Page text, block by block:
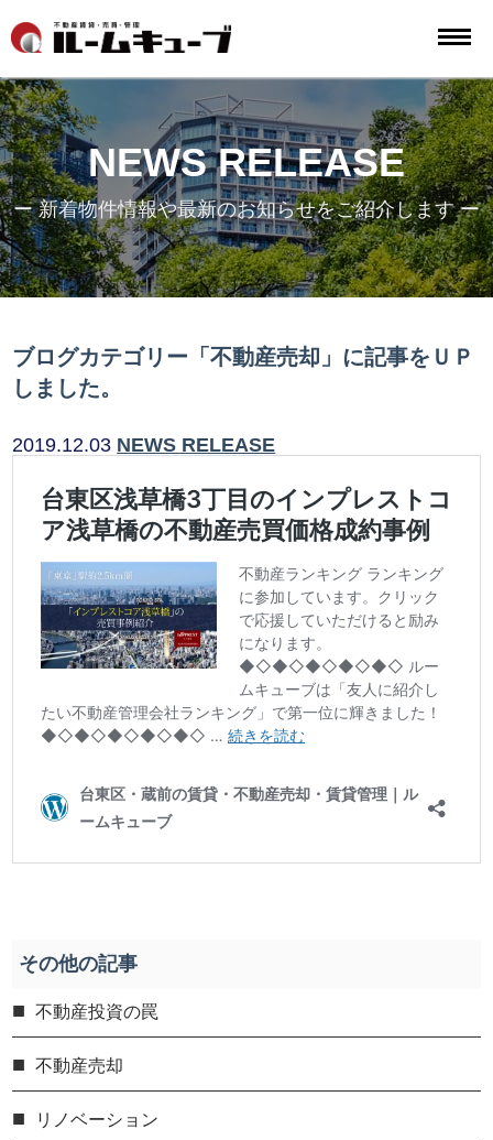
NEWS RELEASE
ー 新着物件情報や最新のお知らせをご紹介します ー
ブログカテゴリー「不動産売却」に記事をＵＰ
しました。
2019.12.03 NEWS RELEASE
その他の記事
不動産投資の罠
不動産売却
リノベーション